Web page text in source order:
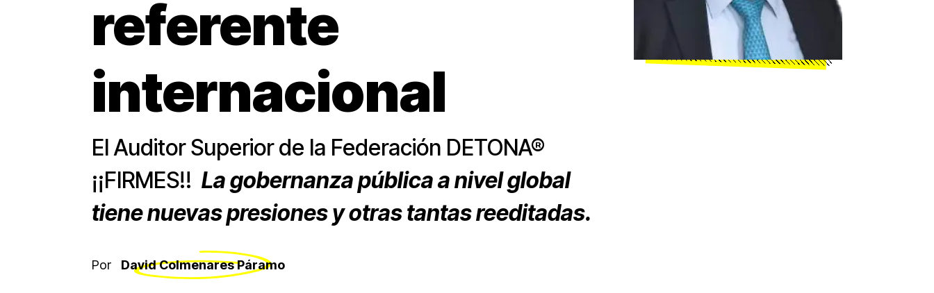
referente
internacional
El Auditor Superior de la Federación DETONA®
¡¡FIRMES!! La gobernanza pública a nivel global
tiene nuevas presiones y otras tantas reeditadas.
Por David Colmenares Páramo